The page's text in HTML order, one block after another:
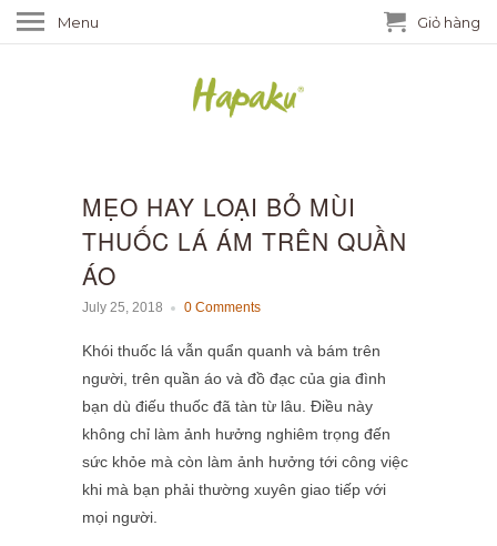
MẸO HAY LOẠI BỎ MÙI
THUỐC LÁ ÁM TRÊN QUẦN
ÁO
July 25, 2018 0 Comments
Khói thuốc lá vẫn quẩn quanh và bám trên
người, trên quần áo và đồ đạc của gia đình
bạn dù điếu thuốc đã tàn từ lâu. Điều này
không chỉ làm ảnh hưởng nghiêm trọng đến
sức khỏe mà còn làm ảnh hưởng tới công việc
khi mà bạn phải thường xuyên giao tiếp với
mọi người.
Menu Giỏ hàng